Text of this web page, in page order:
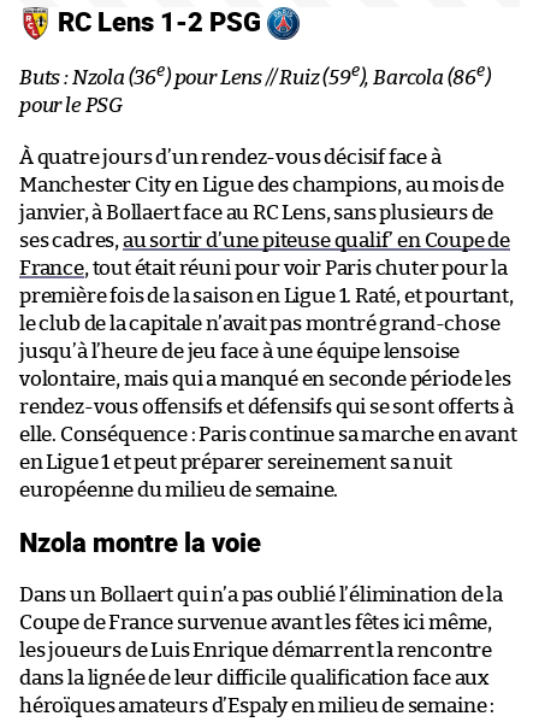
RC Lens 1-2 PSG
Buts : Nzola (36e) pour Lens // Ruiz (59e), Barcola (86e)
pour le PSG
À quatre jours d’un rendez-vous décisif face à
Manchester City en Ligue des champions, au mois de
janvier, à Bollaert face au RC Lens, sans plusieurs de
ses cadres, au sortir d’une piteuse qualif’ en Coupe de
France, tout était réuni pour voir Paris chuter pour la
première fois de la saison en Ligue 1. Raté, et pourtant,
le club de la capitale n’avait pas montré grand-chose
jusqu’à l’heure de jeu face à une équipe lensoise
volontaire, mais qui a manqué en seconde période les
rendez-vous offensifs et défensifs qui se sont offerts à
elle. Conséquence : Paris continue sa marche en avant
en Ligue 1 et peut préparer sereinement sa nuit
européenne du milieu de semaine.
Nzola montre la voie
Dans un Bollaert qui n’a pas oublié l’élimination de la
Coupe de France survenue avant les fêtes ici même,
les joueurs de Luis Enrique démarrent la rencontre
dans la lignée de leur difficile qualification face aux
héroïques amateurs d’Espaly en milieu de semaine :